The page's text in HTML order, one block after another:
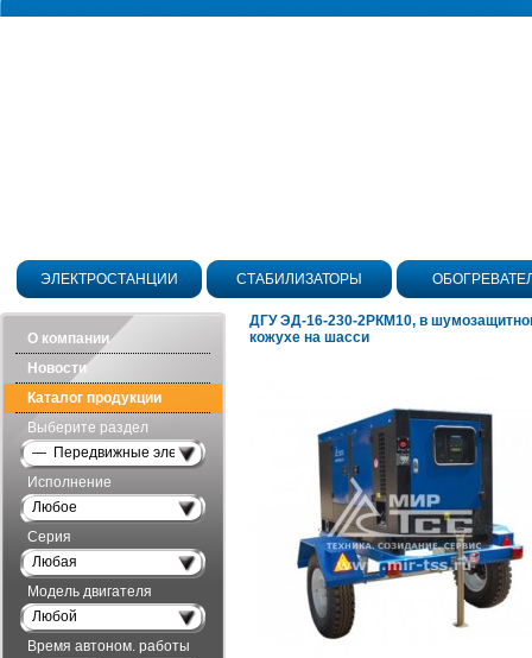
ЭЛЕКТРОСТАНЦИИ СТАБИЛИЗАТОРЫ
О компании
Новости
Каталог продукции
Выберите раздел
— Передвижные электростанции
Исполнение
Любое
Серия
Любая
Модель двигателя
Любой
Время автоном. работы
ДГУ ЭД-16-230-2РКМ10, в
кожухе на шасси